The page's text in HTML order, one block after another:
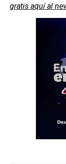
gratis aquí al